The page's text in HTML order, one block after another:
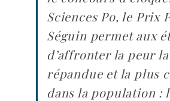
Sciences Po, le Prix
Séguin permet aux
d’affronter la peur
répandue et la plus
dans la population :